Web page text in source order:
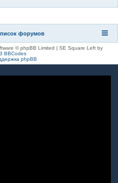
форумов
© phpBB Limited | SE Square Left by
BBCodes
phpBB